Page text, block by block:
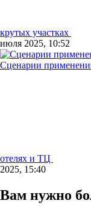
крутых участках
июля 2025, 10:52
Сценарии
отелях и ТЦ
2025, 15:40
Вам нужно